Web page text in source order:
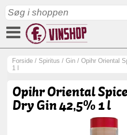
Forside / Spiritus / Gin / Opihr Oriental
1 l
Opihr Oriental
Dry Gin 42,5% 1 l